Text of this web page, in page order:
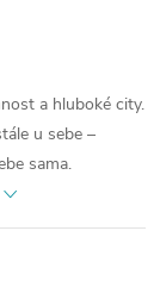
a hluboké city.
u sebe –
sama.